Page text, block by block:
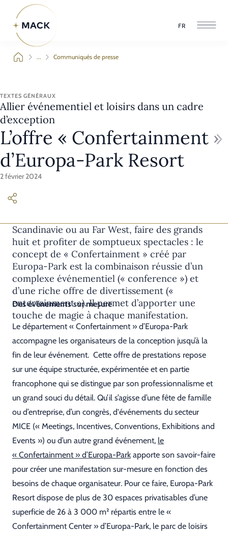
FR
... Communiqués de presse
TEXTES GÉNÉRAUX
Allier événementiel et loisirs dans un cadre
d’exception
L’offre « Confertainment »
d’Europa-Park Resort
2 février 2024
Scandinavie ou au Far West, faire des grands
huit et profiter de somptueux spectacles : le
concept de « Confertainment » créé par
Europa-Park est la combinaison réussie d’un
complexe événementiel (« conference ») et
d’une riche offre de divertissement («
entertainment »). Il permet d’apporter une
touche de magie à chaque manifestation.
Des événements sur mesure
Le département « Confertainment » d’Europa-Park
accompagne les organisateurs de la conception jusqu’à la
fin de leur événement. Cette offre de prestations repose
sur une équipe structurée, expérimentée et en partie
francophone qui se distingue par son professionnalisme et
un grand souci du détail. Qu’il s’agisse d’une fête de famille
ou d’entreprise, d’un congrès, d'événements du secteur
MICE (« Meetings, Incentives, Conventions, Exhibitions and
Events ») ou d’un autre grand événement, le
« Confertainment » d’Europa-Park apporte son savoir-faire
pour créer une manifestation sur-mesure en fonction des
besoins de chaque organisateur. Pour ce faire, Europa-Park
Resort dispose de plus de 30 espaces privatisables d’une
superficie de 26 à 3 000 m² répartis entre le «
Confertainment Center » d’Europa-Park, le parc de loisirs